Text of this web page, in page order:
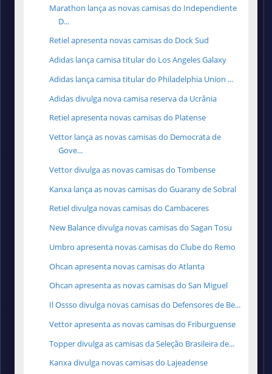
Marathon lança as novas camisas do Independiente
D...
Retiel apresenta novas camisas do Dock Sud
Adidas lança camisa titular do Los Angeles Galaxy
Adidas lança camisa titular do Philadelphia Union ...
Adidas divulga nova camisa reserva da Ucrânia
Retiel apresenta novas camisas do Platense
Vettor lança as novas camisas do Democrata de
Gove...
Vettor divulga as novas camisas do Tombense
Kanxa lança as novas camisas do Guarany de Sobral
Retiel divulga novas camisas do Cambaceres
New Balance divulga novas camisas do Sagan Tosu
Umbro apresenta novas camisas do Clube do Remo
Ohcan apresenta novas camisas do Atlanta
Ohcan apresenta as novas camisas do San Miguel
Il Ossso divulga novas camisas do Defensores de Be...
Vettor apresenta as novas camisas do Friburguense
Topper divulga as camisas da Seleção Brasileira de...
Kanxa divulga novas camisas do Lajeadense